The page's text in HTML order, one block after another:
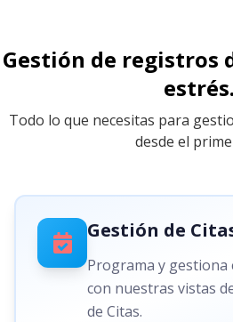
Gestión de registros
estrés.
Todo lo que necesitas para
desde el
Gestión de
Programa y gestiona
con nuestras vistas
de Citas.